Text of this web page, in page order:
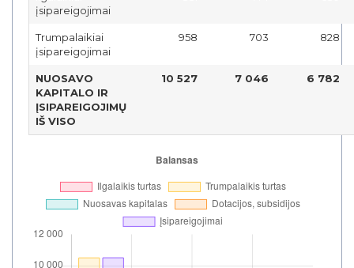
įsipareigojimai
Trumpalaikiai
įsipareigojimai
958 703 828
NUOSAVO
KAPITALO IR
ĮSIPAREIGOJIMŲ
IŠ VISO
10 527 7 046 6 782